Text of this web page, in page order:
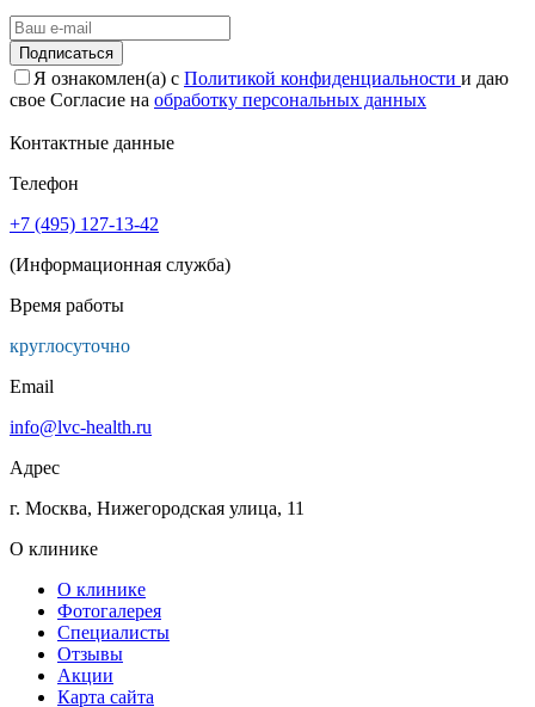
Подписаться
Я ознакомлен(а) с Политикой конфиденциальности и даю
свое Согласие на обработку персональных данных
Контактные данные
Телефон
+7 (495) 127-13-42
(Информационная служба)
Время работы
круглосуточно
Email
info@lvc-health.ru
Адрес
г. Москва, Нижегородская улица, 11
О клинике
О клинике
Фотогалерея
Специалисты
Отзывы
Акции
Карта сайта